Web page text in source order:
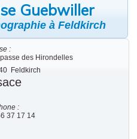
Guebwiller
à Feldkirch
:
des Hirondelles
Feldkirch
:
37 17 14